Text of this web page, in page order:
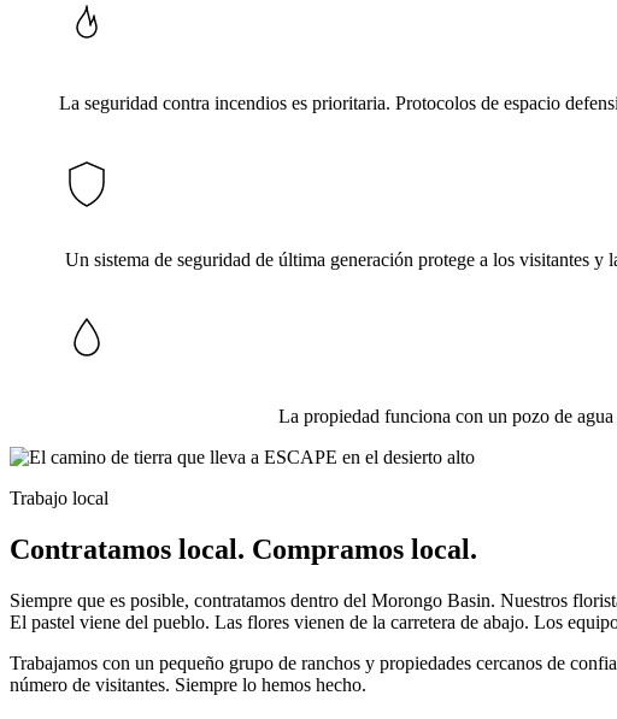
La seguridad contra incendios es prioritaria. Protocolos de espacio
Un sistema de seguridad de última generación protege a los visitantes
La propiedad funciona con un pozo de
Trabajo local
Contratamos local. Compramos local.
Siempre que es posible, contratamos dentro del Morongo Basin. Nuestros
El pastel viene del pueblo. Las flores vienen de la carretera de abajo. Los
Trabajamos con un pequeño grupo de ranchos y propiedades cercanos de
número de visitantes. Siempre lo hemos hecho.